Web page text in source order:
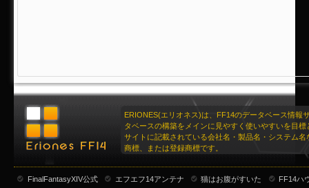
ERIONES(エリオネス)は、FF14のデータベース情報
タベースの構築をメインに見やすく使いやすいを目標
サイトに記載されている会社名・製品名・システム名
商標、または登録商標です。
FinalFantasyXIV公式 エフエフ14アンテナ 猫はお腹がすいた
FF14ハ